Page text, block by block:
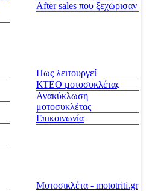
After sales που ξεχώρισαν
Πως λειτουργεί
ΚΤΕΟ μοτοσυκλέτας
Ανακύκλωση
μοτοσυκλέτας
Επικοινωνία
Μοτοσικλέτα - mototriti.gr